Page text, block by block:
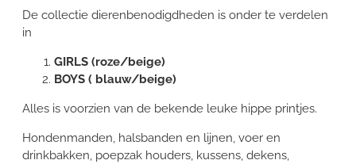
De collectie dierenbenodigdheden is onder te verdelen
in
GIRLS (roze/beige)
BOYS ( blauw/beige)
Alles is voorzien van de bekende leuke hippe printjes.
Hondenmanden, halsbanden en lijnen, voer en
drinkbakken, poepzak houders, kussens, dekens,